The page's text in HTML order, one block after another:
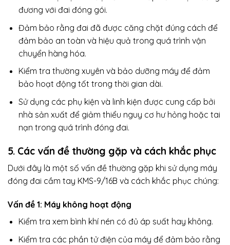
đương với đai đóng gói.
Đảm bảo rằng đai đã được căng chặt đúng cách để
đảm bảo an toàn và hiệu quả trong quá trình vận
chuyển hàng hóa.
Kiểm tra thường xuyên và bảo dưỡng máy để đảm
bảo hoạt động tốt trong thời gian dài.
Sử dụng các phụ kiện và linh kiện được cung cấp bởi
nhà sản xuất để giảm thiểu nguy cơ hư hỏng hoặc tai
nạn trong quá trình đóng đai.
5. Các vấn đề thường gặp và cách khắc phục
Dưới đây là một số vấn đề thường gặp khi sử dụng máy
đóng đai cầm tay KMS-9/16B và cách khắc phục chúng:
Vấn đề 1: Máy không hoạt động
Kiểm tra xem bình khí nén có đủ áp suất hay không.
Kiểm tra các phần tử điện của máy để đảm bảo rằng